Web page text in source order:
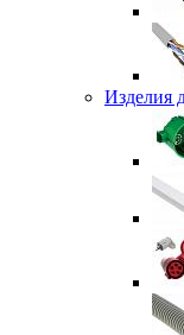
Изделия